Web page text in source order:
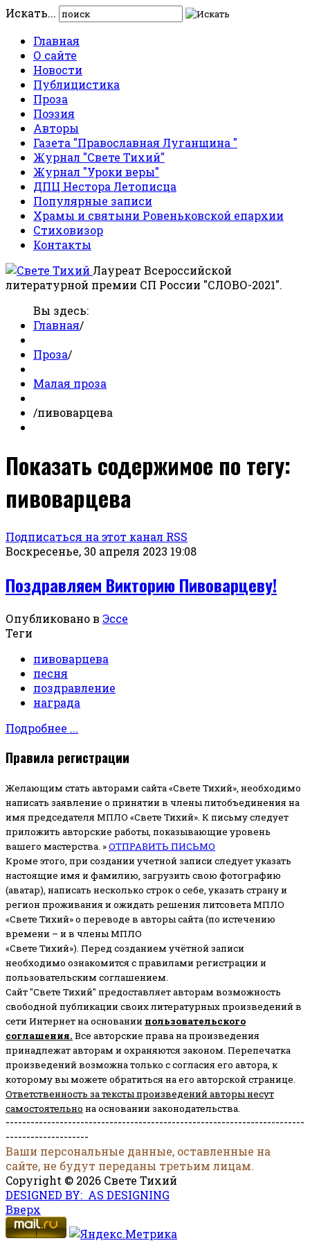
Искать...
Главная
О сайте
Новости
Публицистика
Проза
Поэзия
Авторы
Газета "Православная Луганщина "
Журнал "Свете Тихий"
Журнал "Уроки веры"
ДПЦ Нестора Летописца
Популярные записи
Храмы и святыни Ровеньковской епархии
Стиховизор
Контакты
Лауреат Всероссийской
литературной премии СП России "СЛОВО-2021".
Вы здесь:
Главная/
Проза/
Малая проза
/пивоварцева
Показать содержимое по тегу:
пивоварцева
Подписаться на этот канал RSS
Воскресенье, 30 апреля 2023 19:08
Поздравляем Викторию Пивоварцеву!
Опубликовано в Эссе
Теги
пивоварцева
песня
поздравление
награда
Подробнее ...
Правила регистрации
Желающим стать авторами сайта «Свете Тихий», необходимо
написать заявление о принятии в члены литобъединения на
имя председателя МПЛО «Свете Тихий». К письму следует
приложить авторские работы, показывающие уровень
вашего мастерства. »ОТПРАВИТЬ ПИСЬМО
Кроме этого, при создании учетной записи следует указать
настоящие имя и фамилию, загрузить свою фотографию
(аватар), написать несколько строк о себе, указать страну и
регион проживания и ожидать решения литсовета МПЛО
«Свете Тихий» о переводе в авторы сайта (по истечению
времени – и в члены МПЛО
«Свете Тихий»). Перед созданием учётной записи
необходимо ознакомится с правилами регистрации и
пользовательским соглашением.
Сайт "Свете Тихий" предоставляет авторам возможность
свободной публикации своих литературных произведений в
сети Интернет на основании пользовательского
соглашения. Все авторские права на произведения
принадлежат авторам и охраняются законом. Перепечатка
произведений возможна только с согласия его автора, к
которому вы можете обратиться на его авторской странице.
Ответственность за тексты произведений авторы несут
самостоятельно на основании законодательства.
------------------------------------------------------------------------
--------------------
Ваши персональные данные, оставленные на
сайте, не будут переданы третьим лицам.
Copyright © 2026 Свете Тихий
DESIGNED BY: AS DESIGNING
Вверх